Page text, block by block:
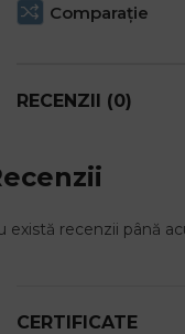
Comparaţie
RECENZII (0)
există recenzii până
CERTIFICATE